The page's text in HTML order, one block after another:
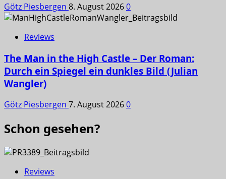
Götz Piesbergen 8. August 20260
Reviews
The Man in the High Castle – Der Roman:
Durch ein Spiegel ein dunkles Bild (Julian
Wangler)
Götz Piesbergen 7. August 20260
Schon gesehen?
Reviews